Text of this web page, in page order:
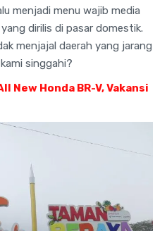
menjadi menu wajib media
dirilis di pasar domestik.
menjajal daerah yang jarang
singgahi?
New Honda BR-V, Vakansi